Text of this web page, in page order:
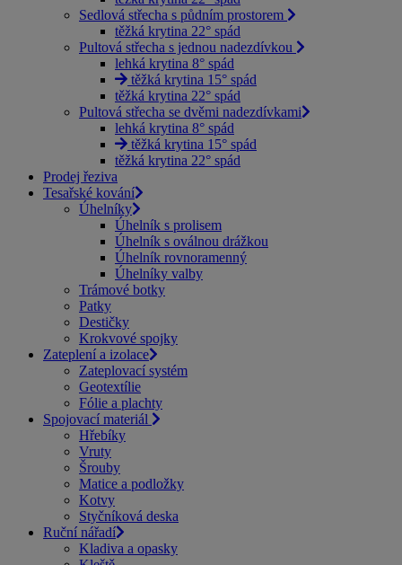
Sedlová střecha s půdním prostorem
těžká krytina 22° spád
Pultová střecha s jednou nadezdívkou
lehká krytina 8° spád
těžká krytina 15° spád
těžká krytina 22° spád
Pultová střecha se dvěmi nadezdívkami
lehká krytina 8° spád
těžká krytina 15° spád
těžká krytina 22° spád
Prodej řeziva
Tesařské kování
Úhelníky
Úhelník s prolisem
Úhelník s oválnou drážkou
Úhelník rovnoramenný
Úhelníky valby
Trámové botky
Patky
Destičky
Krokvové spojky
Zateplení a izolace
Zateplovací systém
Geotextílie
Fólie a plachty
Spojovací materiál
Hřebíky
Vruty
Šrouby
Matice a podložky
Kotvy
Styčníková deska
Ruční nářadí
Kladiva a opasky